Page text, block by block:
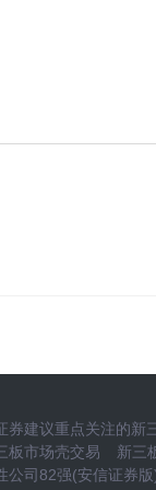
券建议重点关注的新
板市场壳交易
新三
公司82强(安信证券